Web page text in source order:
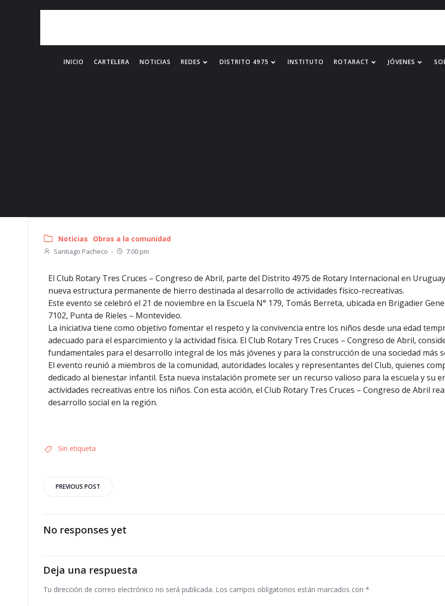
INICIO CARTELERA NOTICIAS REDES DISTRITO 4975 INSTITUTO ROTARACT JÓVENES
Noticias Obras a la comunidad
Santiago Pacheco - 7:00 pm
El Club Rotary Tres Cruces – Congreso de Abril, parte del Distrito 4975 de Rotary Internacional en
nueva estructura permanente de hierro destinada al desarrollo de actividades físico-recreativas.
Este evento se celebró el 21 de noviembre en la Escuela N° 179, Tomás Berreta, ubicada en Brigadier
7102, Punta de Rieles – Montevideo.
La iniciativa tiene como objetivo fomentar el respeto y la convivencia entre los niños desde una edad
adecuado para el esparcimiento y la actividad física. El Club Rotary Tres Cruces – Congreso de Abril,
fundamentales para el desarrollo integral de los más jóvenes y para la construcción de una sociedad más
El evento reunió a miembros de la comunidad, autoridades locales y representantes del Club, quienes
dedicado al bienestar infantil. Esta nueva instalación promete ser un recurso valioso para la escuela y su
actividades recreativas entre los niños. Con esta acción, el Club Rotary Tres Cruces – Congreso de Abril
desarrollo social en la región.
Sin etiqueta
PREVIOUS POST
No responses yet
Deja una respuesta
Tu dirección de correo electrónico no será publicada. Los campos obligatorios están marcados con *